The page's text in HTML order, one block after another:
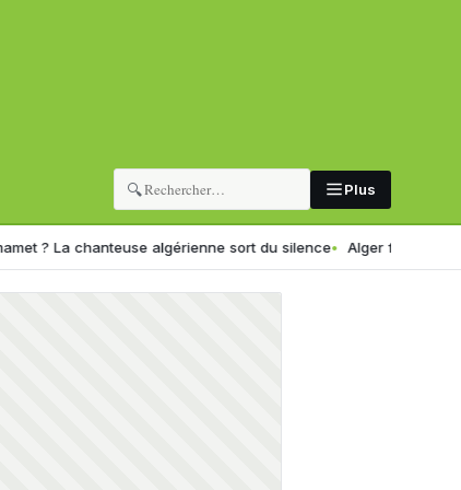
🔍 Plus
algérienne sort du silence Alger fait peau neuve : la